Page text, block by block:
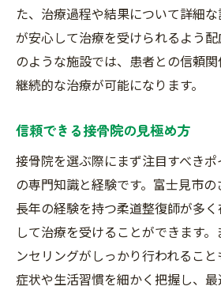
た、治療過程や結果について詳細
が安心して治療を受けられるよう
のような施設では、患者との信頼関
継続的な治療が可能になります。
信頼できる接骨院の見極め方
接骨院を選ぶ際にまず注目すべき
の専門知識と経験です。富士見市の
長年の経験を持つ柔道整復師が多
して治療を受けることができます
ンセリングがしっかり行われるこ
症状や生活習慣を細かく把握し、